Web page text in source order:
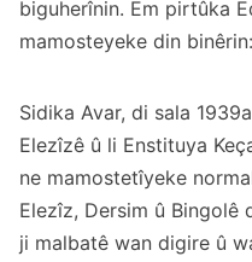
biguherînin. Em pirtûka
mamosteyeke din
Sidika Avar, di sala
Elezîzê û li Enstituya
ne mamostetîyeke
Elezîz, Dersim û
ji malbatê wan digire û